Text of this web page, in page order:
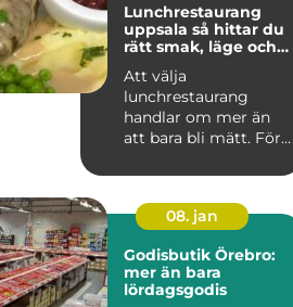
Lunchrestaurang
uppsala så hittar du
rätt smak, läge och
Att välja
lunchrestaurang
handlar om mer än
att bara bli mätt. För
dagens paus, ett...
08. jan
Godisbutik Örebro:
mer än bara
lördagsgodis